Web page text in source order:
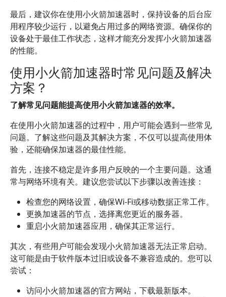
最后，建议你在使用小火箭加速器时，保持设备的后台应
用程序较少运行，以避免占用过多的网络资源。确保你的
设备处于最佳工作状态，这样才能充分发挥小火箭加速器
的性能。
使用小火箭加速器时常见问题及解决
方案？
了解常见问题能提高使用小火箭加速器的效率。
在使用小火箭加速器的过程中，用户可能会遇到一些常见
问题。了解这些问题及其解决方案，不仅可以提高使用体
验，还能确保加速器的最佳性能。
首先，连接不稳定是许多用户反映的一个主要问题。这通
常与网络环境有关。建议您尝试以下步骤以改善连接：
检查您的网络设置，确保Wi-Fi或移动数据正常工作。
更换加速器的节点，选择离您更近的服务器。
重启小火箭加速器应用，确保其正常运行。
其次，有些用户可能会发现小火箭加速器无法正常启动。
这可能是由于软件版本过旧或设备不兼容造成的。您可以
尝试：
访问小火箭加速器的官方网站，下载最新版本。